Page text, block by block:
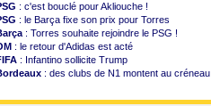
: c'est bouclé pour Akliouche !
: le Barça fixe son prix pour Torres
: Torres souhaite rejoindre le PSG !
: le retour d'Adidas est acté
: Infantino sollicite Trump
: des clubs de N1 montent au créneau
: le démenti de Leipzig pour Diomandé